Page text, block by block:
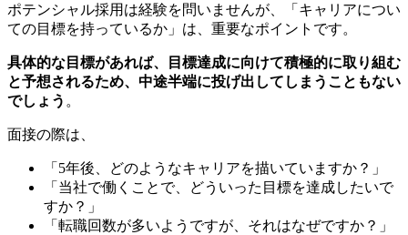
ポテンシャル採用は経験を問いませんが、「キャリアについ
ての目標を持っているか」は、重要なポイントです。
具体的な目標があれば、目標達成に向けて積極的に取り組む
と予想されるため、中途半端に投げ出してしまうこともない
でしょう 。
面接の際は、
「5年後、どのようなキャリアを描いていますか？」
「当社で働くことで、どういった目標を達成したいで
すか？」
「転職回数が多いようですが、それはなぜですか？」